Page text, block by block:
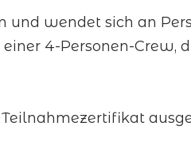
wendet sich an
4-Personen-Crew,